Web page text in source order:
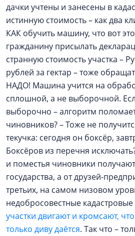
дачки учтены и занесены в
истинную стоимость – как два
КАК обучить машину, что вот
гражданину присылать
странную стоимость участка –
рублей за гектар – тоже
НАДО! Машина учится на
сплошной, а не выборочной.
выборочно – алгоритм
чиновников? – Тоже не
текучка: сегодня он боксёр,
Боксёров из перечня
и поместья чиновники
государства, а от друзей-
третьих, на самом низовом
недобросовестные
участки двигают и кромсают,
только диву даётся. Так что –